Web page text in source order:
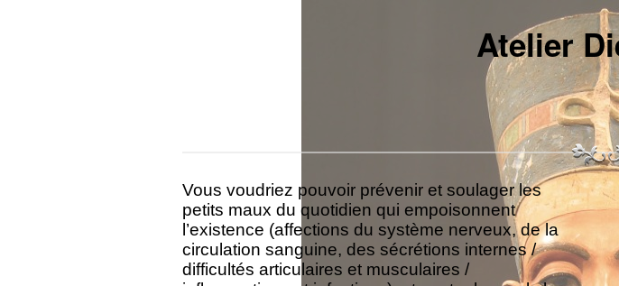
Atelier
Vous voudriez pouvoir prévenir et soulager les
petits maux du quotidien qui empoisonnent
l’existence (affections du système nerveux, de la
circulation sanguine, des sécrétions internes /
difficultés articulaires et musculaires /